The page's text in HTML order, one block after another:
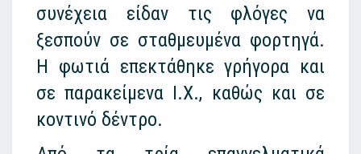
συνέχεια είδαν τις φλόγες να
ξεσπούν σε σταθμευμένα φορτηγά.
Η φωτιά επεκτάθηκε γρήγορα και
σε παρακείμενα Ι.Χ., καθώς και σε
κοντινό δέντρο.